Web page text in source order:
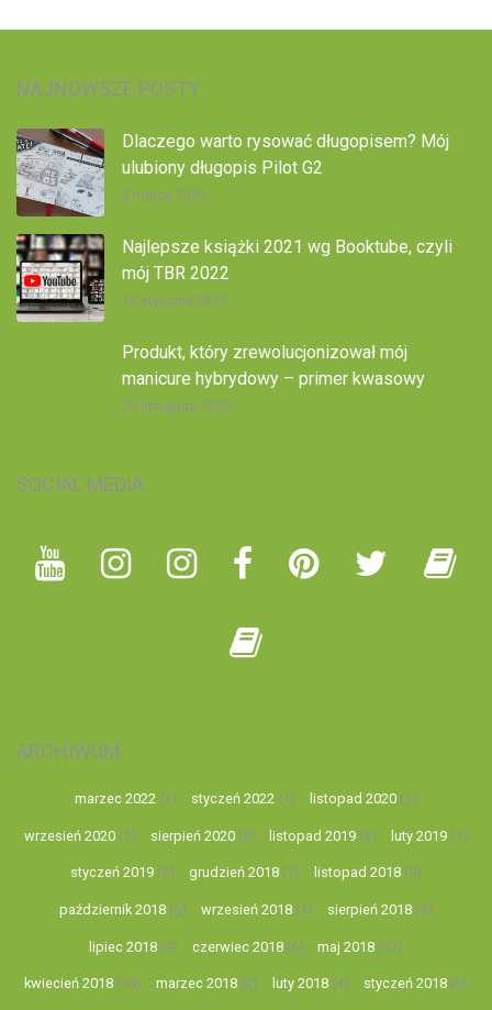
NAJNOWSZE POSTY
Dlaczego warto rysować długopisem? Mój
ulubiony długopis Pilot G2
3 marca 2022
Najlepsze książki 2021 wg Booktube, czyli
mój TBR 2022
18 stycznia 2022
Produkt, który zrewolucjonizował mój
manicure hybrydowy – primer kwasowy
29 listopada 2020
SOCIAL MEDIA:
ARCHIWUM
marzec 2022 (1) styczeń 2022 (1) listopad 2020(1)
wrzesień 2020(1) sierpień 2020(2) listopad 2019 (3) luty 2019 (1)
styczeń 2019 (5) grudzień 2018 (7) listopad 2018(9)
październik 2018 (6) wrzesień 2018 (1) sierpień 2018(4)
lipiec 2018(9) czerwiec 2018(6) maj 2018 (12)
kwiecień 2018 (10) marzec 2018 (2) luty 2018(4) styczeń 2018(6)